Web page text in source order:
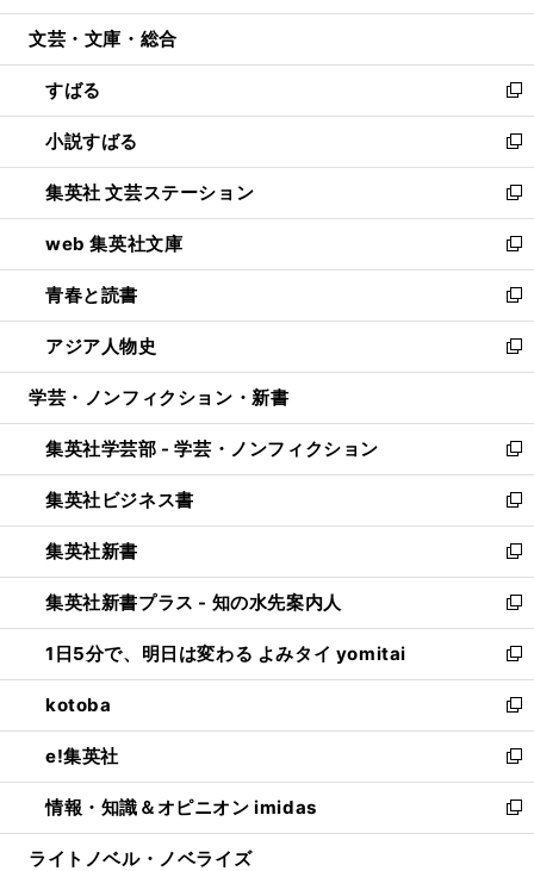
開
ウ
開
く
ン
ウ
で
開
く
ウ
ン
ド
ウ
で
開
く
文芸・文庫・総合
すばる
新
し
い
ウ
ィ
ン
ド
ウ
で
開
く
小説すばる
新
し
い
ウ
ィ
ン
ド
ウ
で
開
集英社 文芸ステーション
新
し
い
ウ
ィ
ン
ド
ウ
開
く
web 集英社文庫
新
し
い
ウ
ィ
ン
ウ
で
開
く
青春と読書
新
し
い
ウ
ン
ド
ウ
で
開
く
アジア人物史
新
し
ウ
ィ
ン
ド
ウ
で
開
く
学芸・ノンフィクション・新書
集英社学芸部 - 学芸・ノンフィクション
新
し
い
ウ
ィ
ン
ド
ウ
で
開
く
集英社ビジネス書
新
し
い
ウ
ィ
ン
ド
ウ
で
開
く
集英社新書
新
し
い
ウ
ィ
ン
ド
ウ
で
開
く
集英社新書プラス - 知の水先案内人
新
し
い
ウ
ィ
ン
ド
ウ
で
開
1日5分で、明日は変わる よみタイ yomitai
新
し
い
ウ
ィ
ン
ド
ウ
kotoba
新
し
い
ウ
ィ
ン
e!集英社
新
し
い
ウ
情報・知識＆オピニオン imidas
新
し
ライトノベル・ノベライズ